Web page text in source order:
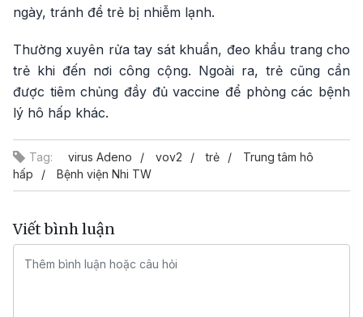
ngày, tránh để trẻ bị nhiễm lạnh.
Thường xuyên rửa tay sát khuẩn, đeo khẩu trang cho
trẻ khi đến nơi công cộng. Ngoài ra, trẻ cũng cần
được tiêm chủng đầy đủ vaccine để phòng các bệnh
lý hô hấp khác.
Tag: virus Adeno vov2 trẻ
Trung tâm hô
hấp
Bệnh viện Nhi TW
Viết bình luận